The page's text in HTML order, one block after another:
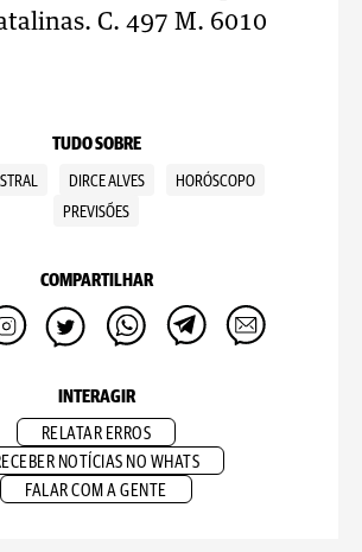
C. 497 M. 6010
TUDO SOBRE
DIRCE ALVES
HORÓSCOPO
PREVISÕES
COMPARTILHAR
INTERAGIR
RELATAR ERROS
NOTÍCIAS NO WHATS
FALAR COM A GENTE